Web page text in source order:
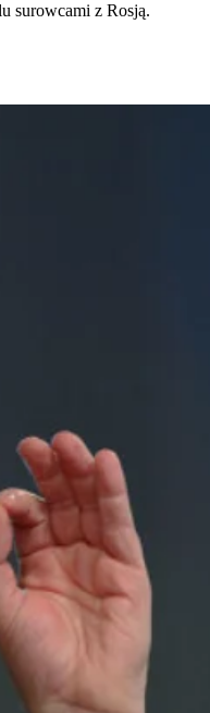
surowcami z Rosją.